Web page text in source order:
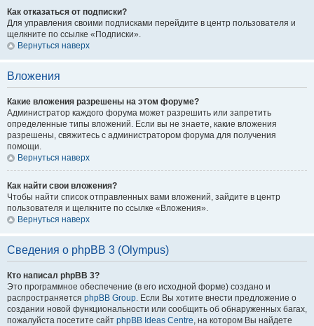
Как отказаться от подписки?
Для управления своими подписками перейдите в центр пользователя и
щелкните по ссылке «Подписки».
Вернуться наверх
Вложения
Какие вложения разрешены на этом форуме?
Администратор каждого форума может разрешить или запретить
определенные типы вложений. Если вы не знаете, какие вложения
разрешены, свяжитесь с администратором форума для получения
помощи.
Вернуться наверх
Как найти свои вложения?
Чтобы найти список отправленных вами вложений, зайдите в центр
пользователя и щелкните по ссылке «Вложения».
Вернуться наверх
Сведения о phpBB 3 (Olympus)
Кто написал phpBB 3?
Это программное обеспечение (в его исходной форме) создано и
распространяется phpBB Group. Если Вы хотите внести предложение о
создании новой функциональности или сообщить об обнаруженных багах,
пожалуйста посетите сайт phpBB Ideas Centre, на котором Вы найдете